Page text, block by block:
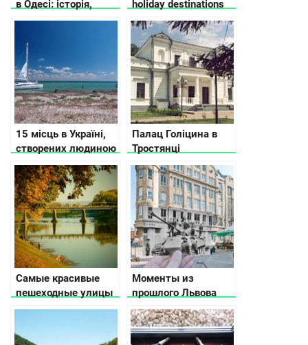
в Одесі: історія,
легенди, цікаві
holiday destinations
with a tent
15 місць в Україні,
створених людиною
та природою, які вам
точно сподобаються
Палац Голіцина в
Тростянці
Самые красивые
пешеходные улицы
в разных городах
Моменты из
прошлого Львова